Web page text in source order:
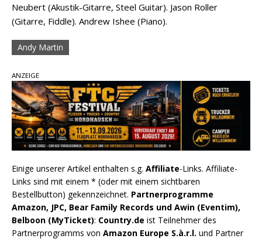
Neubert (Akustik-Gitarre, Steel Guitar). Jason Roller
(Gitarre, Fiddle). Andrew Ishee (Piano).
Andy Martin
ANZEIGE
Einige unserer Artikel enthalten s.g. Affiliate-Links. Affiliate-
Links sind mit einem * (oder mit einem sichtbaren
Bestellbutton) gekennzeichnet. Partnerprogramme
Amazon, JPC, Bear Family Records und Awin (Eventim),
Belboon (MyTicket): Country.de ist Teilnehmer des
Partnerprogramms von Amazon Europe S.à.r.l. und Partner